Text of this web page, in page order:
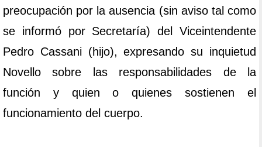
preocupación por la ausencia (sin aviso tal como
se informó por Secretaría) del Viceintendente
Pedro Cassani (hijo), expresando su inquietud
Novello sobre las responsabilidades de la
función y quien o quienes sostienen el
funcionamiento del cuerpo.